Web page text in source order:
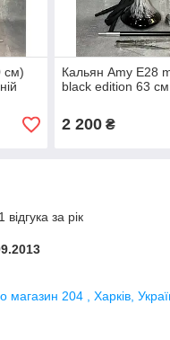
см)
Кальян Amy E28
black edition 63 см
2 200₴
за рік
204 , Харків,